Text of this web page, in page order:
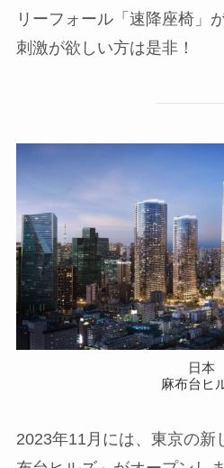
リーフォール「速降座椅」
刺激が欲しい方は是非！
日本
麻布台ヒ
2023年11月には、東京の新